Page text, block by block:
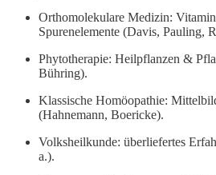
Orthomolekulare Medizin:
Spurenelemente (Davis, Pauling,
Phytotherapie: Heilpflanzen &
Bühring).
Klassische Homöopathie:
(Hahnemann, Boericke).
Volksheilkunde: überliefertes
a.).